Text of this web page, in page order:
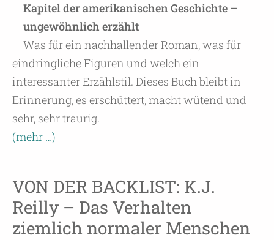
Kapitel der amerikanischen Geschichte –
ungewöhnlich erzählt
Was für ein nachhallender Roman, was für
eindringliche Figuren und welch ein
interessanter Erzählstil. Dieses Buch bleibt in
Erinnerung, es erschüttert, macht wütend und
sehr, sehr traurig.
(mehr …)
VON DER BACKLIST: K.J.
Reilly – Das Verhalten
ziemlich normaler Menschen